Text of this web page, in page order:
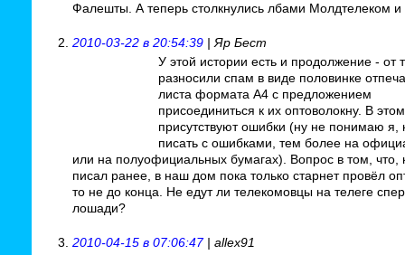
Фалешты. А теперь столкнулись лбами Молдтелеком и
2010-03-22 в 20:54:39 | Яр Бест
У этой истории есть и продолжение - от
разносили спам в виде половинке
листа формата А4 с предложением
присоединиться к их оптоволокну. В
присутствуют ошибки (ну не понимаю я,
писать с ошибками, тем более на
или на полуофициальных бумагах). Вопрос в том, что,
писал ранее, в наш дом пока только старнет провёл
то не до конца. Не едут ли телекомовцы на телеге
лошади?
2010-04-15 в 07:06:47| allex91